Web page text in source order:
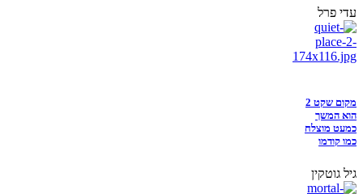
עדי פרל
מקום שקט 2
הוא המשך
כמעט מוצלח
כמו קודמו
גיל גוטקין